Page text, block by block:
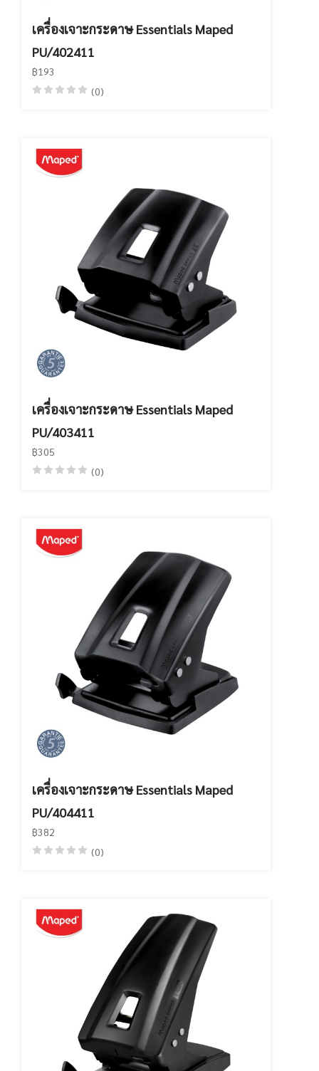
เครื่องเจาะกระดาษ Essentials Maped
PU/402411
฿193
(0)
เครื่องเจาะกระดาษ Essentials Maped
PU/403411
฿305
(0)
เครื่องเจาะกระดาษ Essentials Maped
PU/404411
฿382
(0)